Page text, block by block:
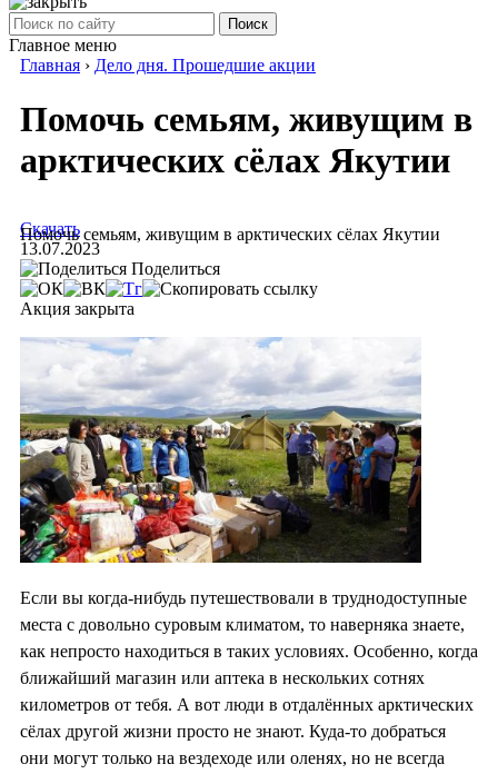
Поиск
Главное меню
Главная › Дело дня. Прошедшие акции
Помочь семьям, живущим в
арктических сёлах Якутии
Помочь семьям, живущим в арктических сёлах Якутии
Скачать
13.07.2023
Поделиться
Акция закрыта
Если вы когда-нибудь путешествовали в труднодоступные
места с довольно суровым климатом, то наверняка знаете,
как непросто находиться в таких условиях. Особенно, когда
ближайший магазин или аптека в нескольких сотнях
километров от тебя. А вот люди в отдалённых арктических
сёлах другой жизни просто не знают. Куда-то добраться
они могут только на вездеходе или оленях, но не всегда